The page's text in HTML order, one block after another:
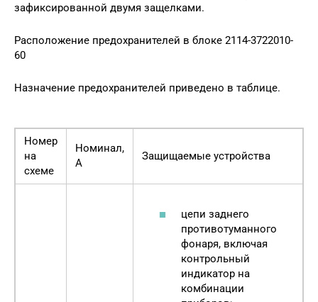
зафиксированной двумя защелками.
Расположение предохранителей в блоке 2114-3722010-
60
Назначение предохранителей приведено в таблице.
Номер
на
схеме
Номинал,
А
Защищаемые устройства
цепи заднего
противотуманного
фонаря, включая
контрольный
индикатор на
комбинации